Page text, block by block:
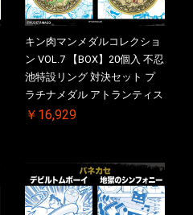
キン肉マンメダルコレクショ
ン VOL.7 【BOX】20個入 不忍
池特設リング 対決セット プ
ラチナメダル アトランティス
ドライバー VS.ネックカット
特典 】KIN(金)肉メダル(非売
品)付
￥16,929